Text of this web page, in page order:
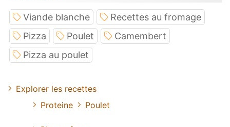
Viande blanche
Recettes au fromage
Pizza
Poulet
Camembert
Pizza au poulet
Explorer les recettes
Proteine
Poulet